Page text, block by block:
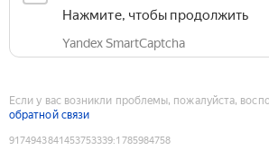
Нажмите, чтобы продолжить
Yandex SmartCaptcha
Если у вас возникли проблемы, пожалуйста,
обратной связи
9174943841453753339:1785984758